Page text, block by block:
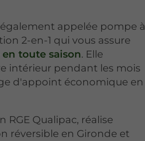
appelée pompe à
2-en-1 qui vous assure
toute saison. Elle
intérieur pendant les mois
d'appoint économique en
RGE Qualipac, réalise
réversible en Gironde et